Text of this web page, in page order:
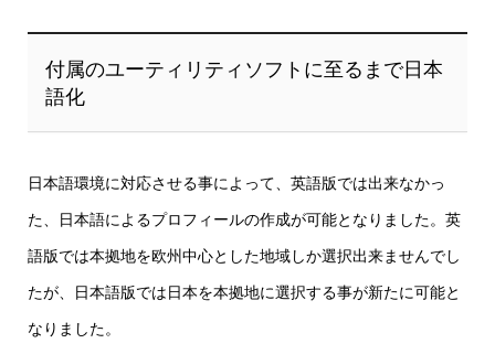
付属のユーティリティソフトに至るまで日本
語化
日本語環境に対応させる事によって、英語版では出来なかっ
た、日本語によるプロフィールの作成が可能となりました。英
語版では本拠地を欧州中心とした地域しか選択出来ませんでし
たが、日本語版では日本を本拠地に選択する事が新たに可能と
なりました。